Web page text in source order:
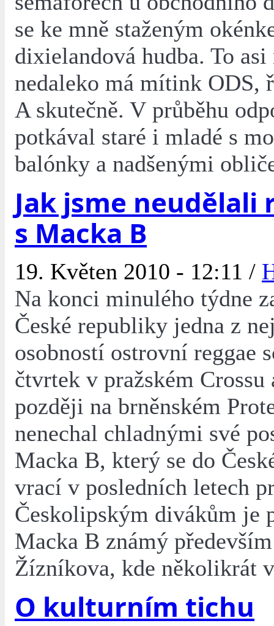
se ke mně staženým
dixielandová hudba. To asi
nedaleko má mítink ODS,
A skutečně. V průběhu
potkával staré i mladé s
balónky a nadšenými
Jak jsme neudělali
s Macka B
19. Květen 2010 - 12:11 /
Na konci minulého týdne
České republiky jedna z
osobností ostrovní reggae
čtvrtek v pražském Crossu
později na brněnském
nenechal chladnými své
Macka B, který se do
vrací v posledních letech
Českolipským divákům je
Macka B známý
Žízníkova, kde několikrát
O kulturním tichu